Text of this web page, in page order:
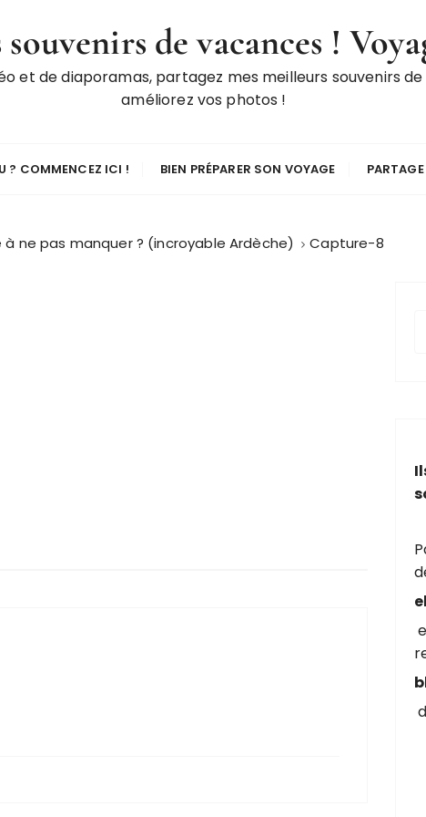
de vacances !
et de diaporamas, partagez mes meilleurs souvenirs
améliorez vos photos !
? COMMENCEZ ICI ! BIEN PRÉPARER SON VOYAGE
ne pas manquer ? (incroyable Ardèche) Capture-8
h
e
o
u
r